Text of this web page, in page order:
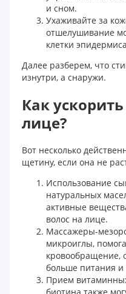
и сном.
Ухаживайте за
отшелушивание
клетки
Далее разберем, что
изнутри, а снаружи.
Как
лице?
Вот несколько
щетину, если она не
Использование
натуральных
активные
волос на лице.
Массажеры-
микроиглы,
кровообращение,
больше питания и
Прием